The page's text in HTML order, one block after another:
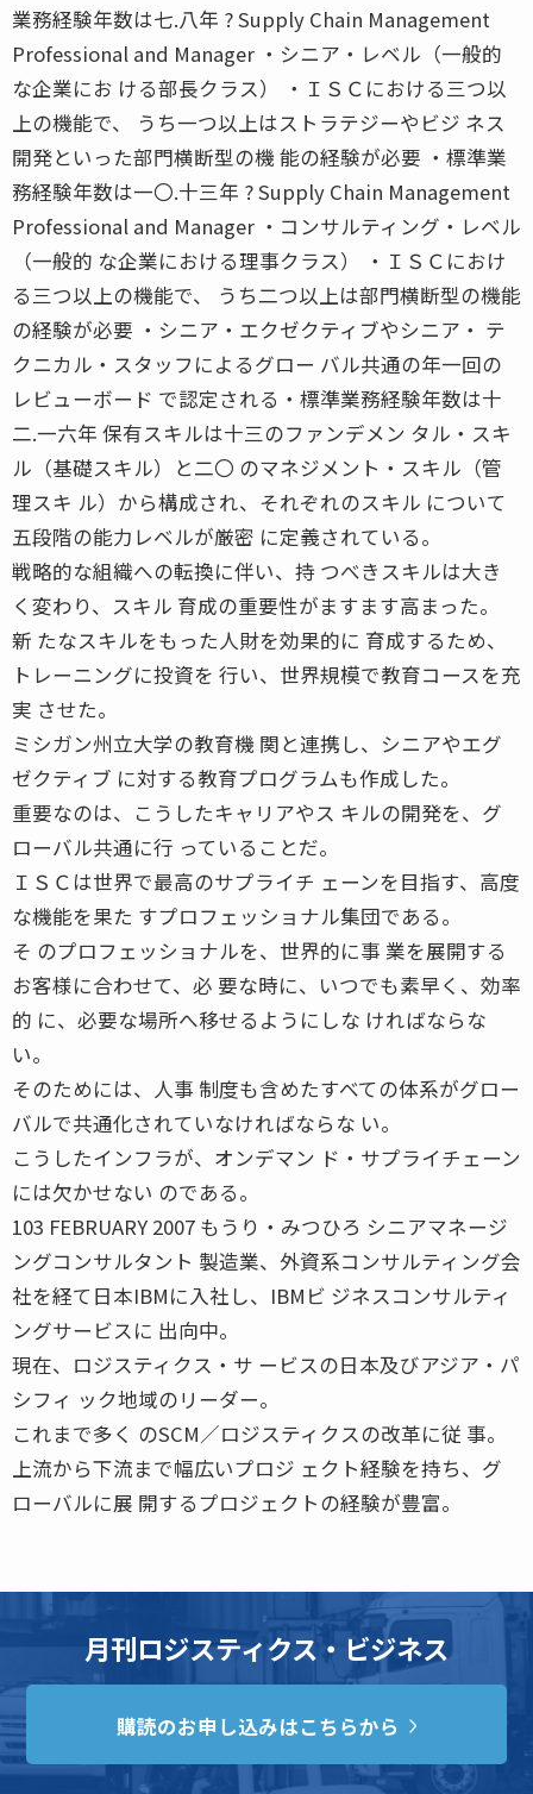
業務経験年数は七.八年 ? Supply Chain Management
Professional and Manager ・シニア・レベル（一般的
な企業にお ける部長クラス） ・ＩＳＣにおける三つ以
上の機能で、 うち一つ以上はストラテジーやビジ ネス
開発といった部門横断型の機 能の経験が必要 ・標準業
務経験年数は一〇.十三年 ? Supply Chain Management
Professional and Manager ・コンサルティング・レベル
（一般的 な企業における理事クラス） ・ＩＳＣにおけ
る三つ以上の機能で、 うち二つ以上は部門横断型の機能
の経験が必要 ・シニア・エクゼクティブやシニア・ テ
クニカル・スタッフによるグロー バル共通の年一回の
レビューボード で認定される・標準業務経験年数は十
二.一六年 保有スキルは十三のファンデメン タル・スキ
ル（基礎スキル）と二〇 のマネジメント・スキル（管
理スキ ル）から構成され、それぞれのスキル について
五段階の能力レベルが厳密 に定義されている。
戦略的な組織への転換に伴い、持 つべきスキルは大き
く変わり、スキル 育成の重要性がますます高まった。
新 たなスキルをもった人財を効果的に 育成するため、
トレーニングに投資を 行い、世界規模で教育コースを充
実 させた。
ミシガン州立大学の教育機 関と連携し、シニアやエグ
ゼクティブ に対する教育プログラムも作成した。
重要なのは、こうしたキャリアやス キルの開発を、グ
ローバル共通に行 っていることだ。
ＩＳＣは世界で最高のサプライチ ェーンを目指す、高度
な機能を果た すプロフェッショナル集団である。
そ のプロフェッショナルを、世界的に事 業を展開する
お客様に合わせて、必 要な時に、いつでも素早く、効率
的 に、必要な場所へ移せるようにしな ければならな
い。
そのためには、人事 制度も含めたすべての体系がグロー
バルで共通化されていなければならな い。
こうしたインフラが、オンデマン ド・サプライチェーン
には欠かせない のである。
103 FEBRUARY 2007 もうり・みつひろ シニアマネージ
ングコンサルタント 製造業、外資系コンサルティング会
社を経て日本IBMに入社し、IBMビ ジネスコンサルティ
ングサービスに 出向中。
現在、ロジスティクス・サ ービスの日本及びアジア・パ
シフィ ック地域のリーダー。
これまで多く のSCM／ロジスティクスの改革に従 事。
上流から下流まで幅広いプロジ ェクト経験を持ち、グ
ローバルに展 開するプロジェクトの経験が豊富。
月刊ロジスティクス・ビジネス
購読のお申し込みはこちらから